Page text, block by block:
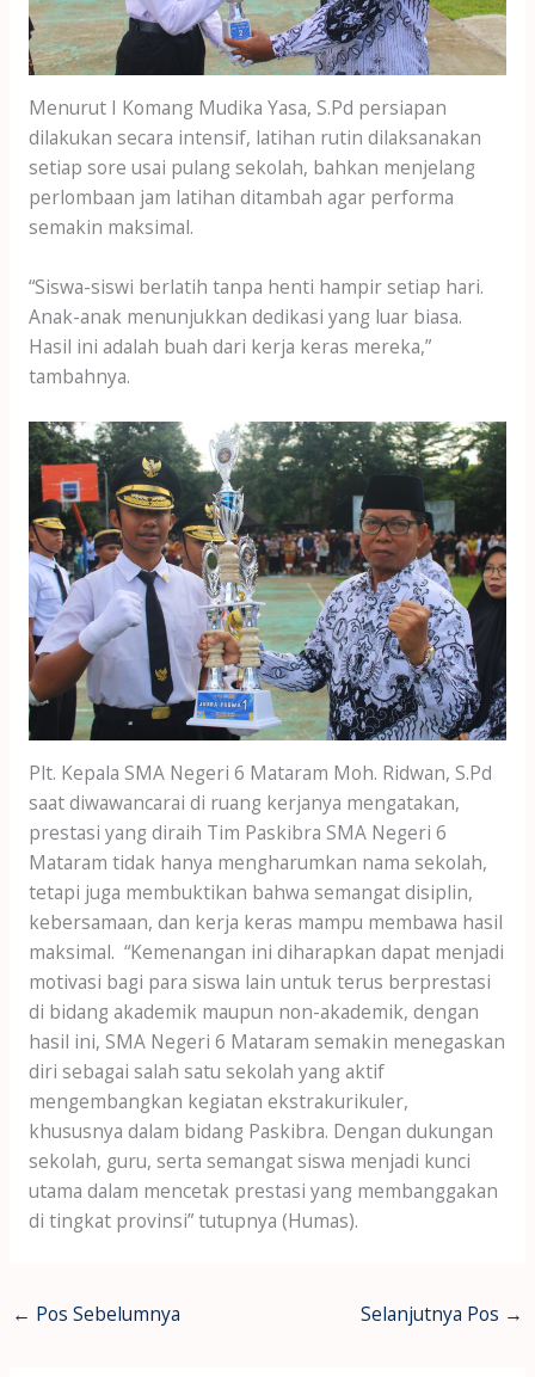
Menurut I Komang Mudika Yasa, S.Pd persiapan
dilakukan secara intensif, latihan rutin dilaksanakan
setiap sore usai pulang sekolah, bahkan menjelang
perlombaan jam latihan ditambah agar performa
semakin maksimal.
“Siswa-siswi berlatih tanpa henti hampir setiap hari.
Anak-anak menunjukkan dedikasi yang luar biasa.
Hasil ini adalah buah dari kerja keras mereka,”
tambahnya.
Plt. Kepala SMA Negeri 6 Mataram Moh. Ridwan, S.Pd
saat diwawancarai di ruang kerjanya mengatakan,
prestasi yang diraih Tim Paskibra SMA Negeri 6
Mataram tidak hanya mengharumkan nama sekolah,
tetapi juga membuktikan bahwa semangat disiplin,
kebersamaan, dan kerja keras mampu membawa hasil
maksimal. “Kemenangan ini diharapkan dapat menjadi
motivasi bagi para siswa lain untuk terus berprestasi
di bidang akademik maupun non-akademik, dengan
hasil ini, SMA Negeri 6 Mataram semakin menegaskan
diri sebagai salah satu sekolah yang aktif
mengembangkan kegiatan ekstrakurikuler,
khususnya dalam bidang Paskibra. Dengan dukungan
sekolah, guru, serta semangat siswa menjadi kunci
utama dalam mencetak prestasi yang membanggakan
di tingkat provinsi” tutupnya (Humas).
← Pos Sebelumnya Selanjutnya Pos →